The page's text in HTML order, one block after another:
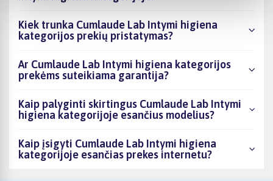
Kiek trunka Cumlaude Lab Intymi higiena
kategorijos prekių pristatymas?
Ar Cumlaude Lab Intymi higiena kategorijos
prekėms suteikiama garantija?
Kaip palyginti skirtingus Cumlaude Lab Intymi
higiena kategorijoje esančius modelius?
Kaip įsigyti Cumlaude Lab Intymi higiena
kategorijoje esančias prekes internetu?